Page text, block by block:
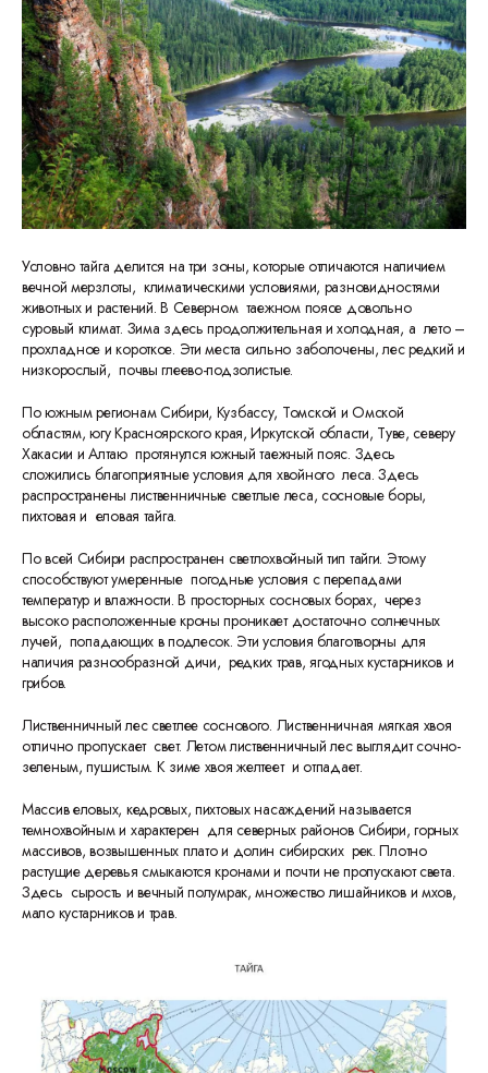
Условно тайга делится на три зоны, которые отличаются наличием
вечной мерзлоты, климатическими условиями, разновидностями
животных и растений. В Северном таежном поясе довольно
суровый климат. Зима здесь продолжительная и холодная, а лето –
прохладное и короткое. Эти места сильно заболочены, лес редкий и
низкорослый, почвы глеево-подзолистые.
По южным регионам Сибири, Кузбассу, Томской и Омской
областям, югу Красноярского края, Иркутской области, Туве, северу
Хакасии и Алтаю протянулся южный таежный пояс. Здесь
сложились благоприятные условия для хвойного леса. Здесь
распространены лиственничные светлые леса, сосновые боры,
пихтовая и еловая тайга.
По всей Сибири распространен светлохвойный тип тайги. Этому
способствуют умеренные погодные условия с перепадами
температур и влажности. В просторных сосновых борах, через
высоко расположенные кроны проникает достаточно солнечных
лучей, попадающих в подлесок. Эти условия благотворны для
наличия разнообразной дичи, редких трав, ягодных кустарников и
грибов.
Лиственничный лес светлее соснового. Лиственничная мягкая хвоя
отлично пропускает свет. Летом лиственничный лес выглядит сочно-
зеленым, пушистым. К зиме хвоя желтеет и отпадает.
Массив еловых, кедровых, пихтовых насаждений называется
темнохвойным и характерен для северных районов Сибири, горных
массивов, возвышенных плато и долин сибирских рек. Плотно
растущие деревья смыкаются кронами и почти не пропускают света.
Здесь сырость и вечный полумрак, множество лишайников и мхов,
мало кустарников и трав.